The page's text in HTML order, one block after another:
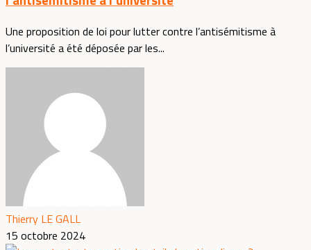
Une proposition de loi pour lutter contre l’antisémitisme à
l’université a été déposée par les...
Thierry LE GALL
15 octobre 2024